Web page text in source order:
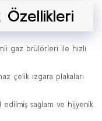
Özellikleri
gaz brülörleri ile hızlı
çelik ızgara plakaları
edilmiş sağlam ve hijyenik